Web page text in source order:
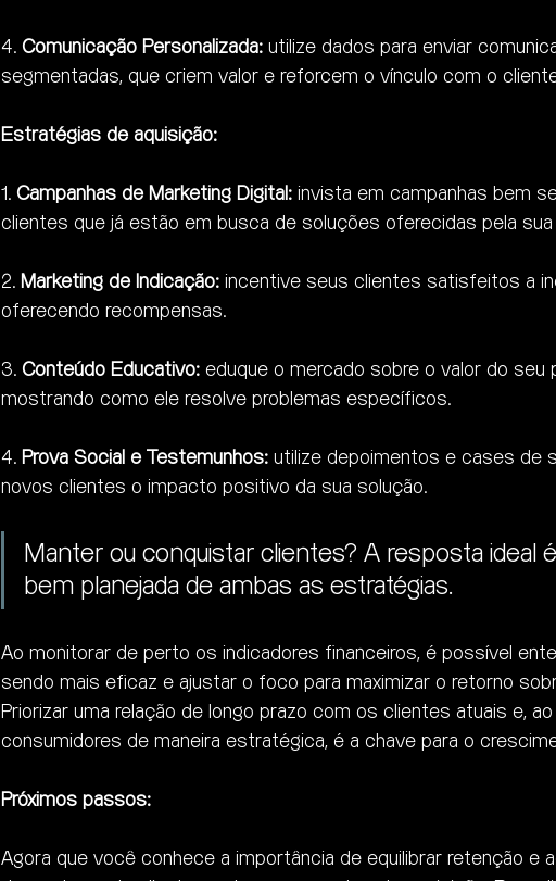
4. Comunicação Personalizada: utilize dados para enviar
segmentadas, que criem valor e reforcem o vínculo com o
Estratégias de aquisição:
1. Campanhas de Marketing Digital: invista em campanhas bem
clientes que já estão em busca de soluções oferecidas pela sua
2. Marketing de Indicação: incentive seus clientes satisfeitos a
oferecendo recompensas.
3. Conteúdo Educativo: eduque o mercado sobre o valor do seu
mostrando como ele resolve problemas específicos.
4. Prova Social e Testemunhos: utilize depoimentos e cases de
novos clientes o impacto positivo da sua solução.
Manter ou conquistar clientes? A resposta ideal
bem planejada de ambas as estratégias.
Ao monitorar de perto os indicadores financeiros, é possível
sendo mais eficaz e ajustar o foco para maximizar o retorno
Priorizar uma relação de longo prazo com os clientes atuais e,
consumidores de maneira estratégica, é a chave para o
Próximos passos:
Agora que você conhece a importância de equilibrar retenção e